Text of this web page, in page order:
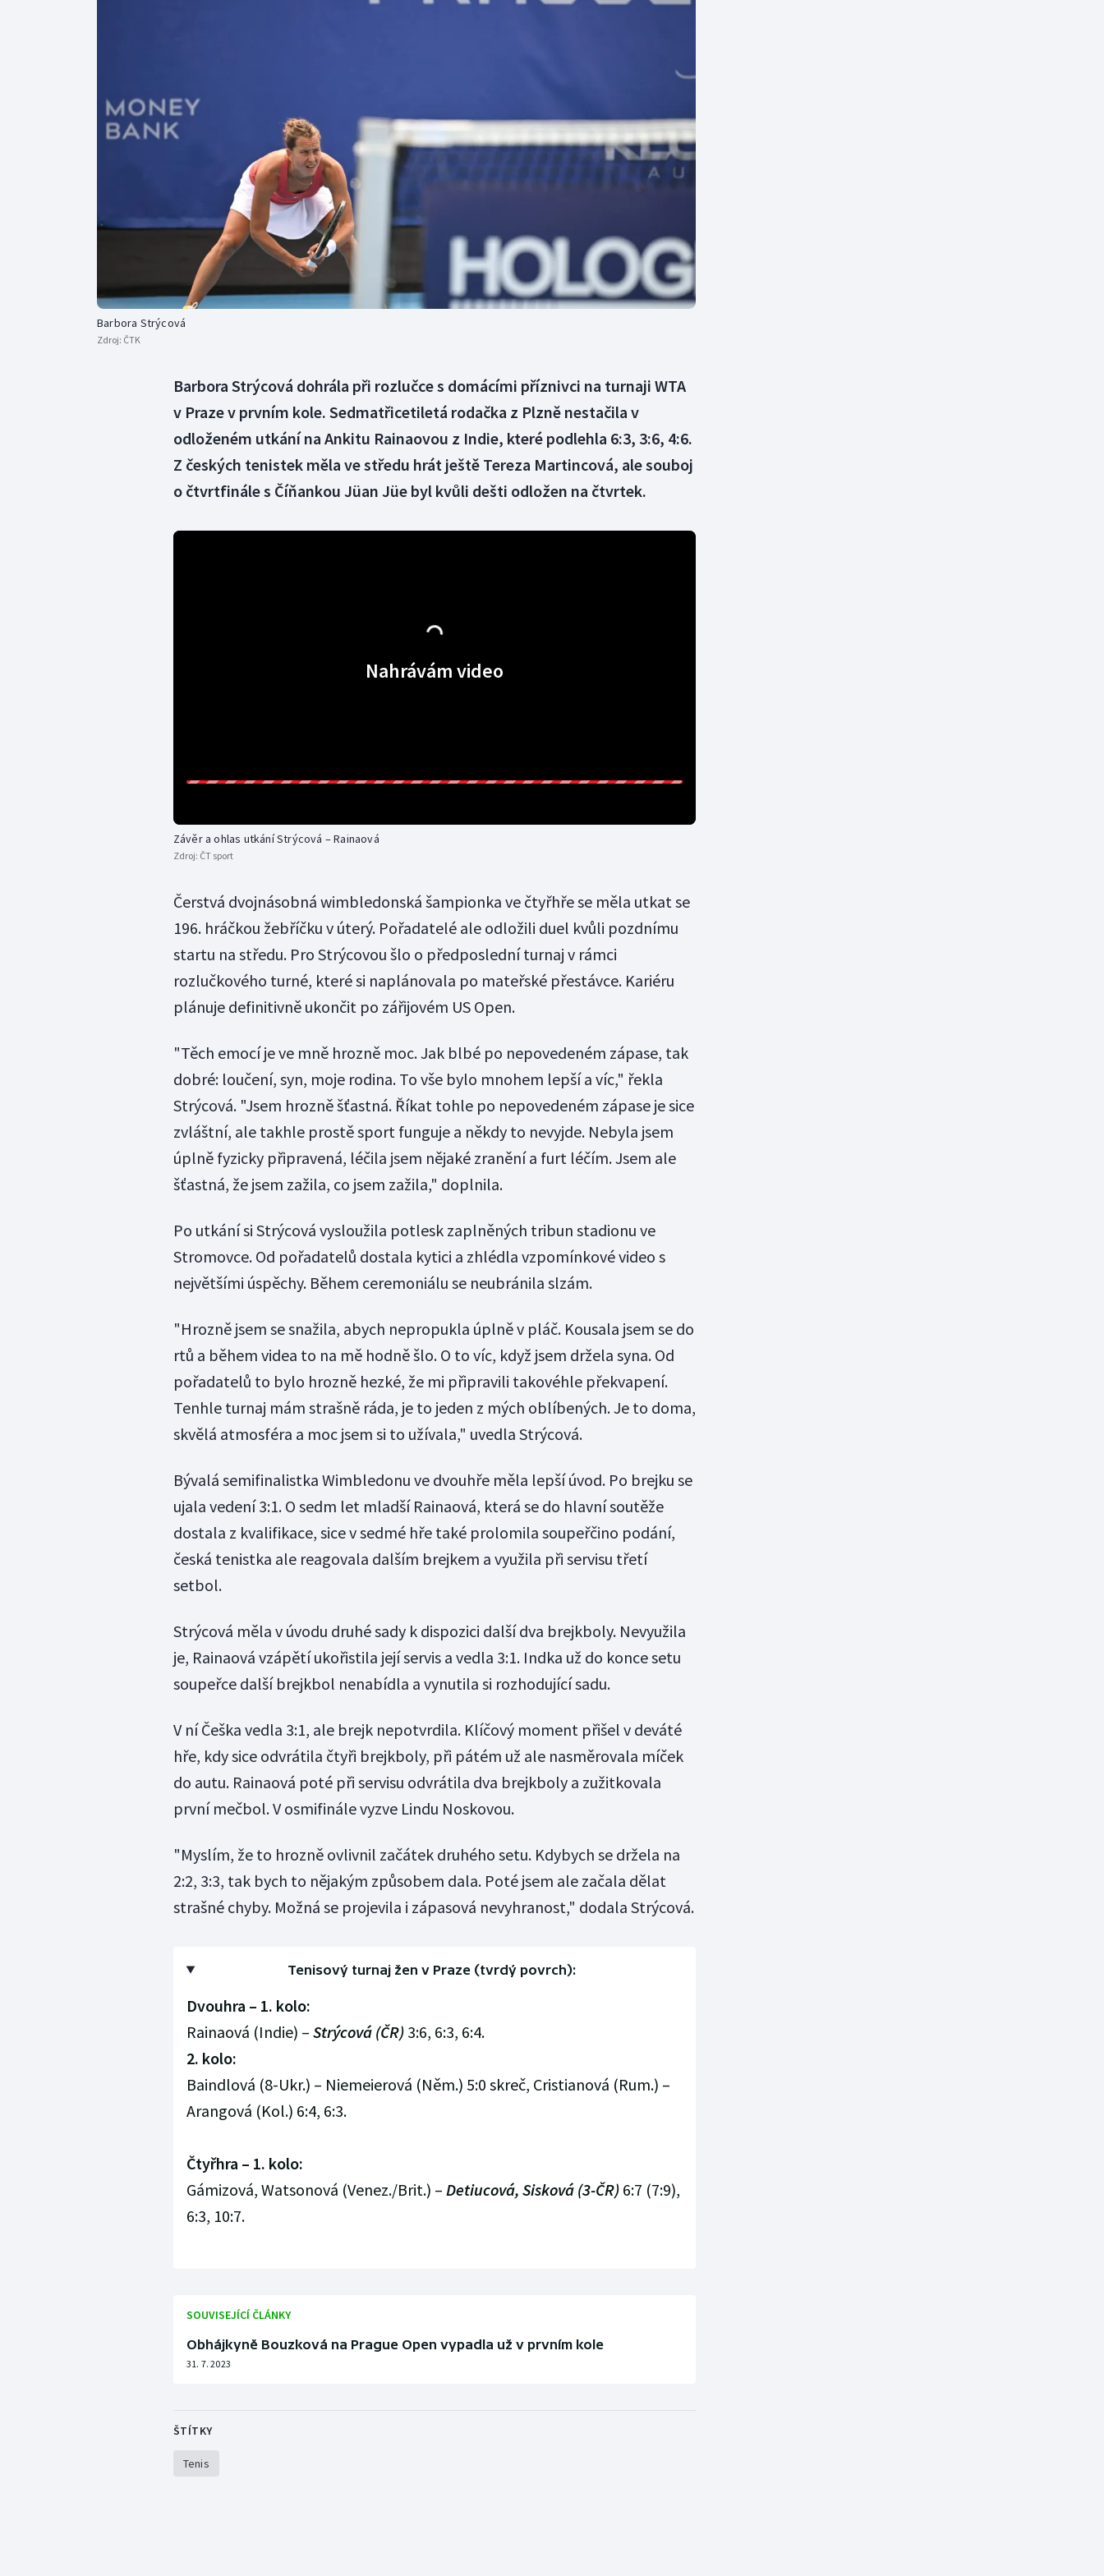
Futsal
Golf
Gymnastika
Moderní pětiboj
Parasport
Triatlon
Volejbal
Ostatní
Barbora Strýcová
Zdroj: ČTK
Barbora Strýcová dohrála při rozlučce s domácími příznivci na turnaji WTA
v Praze v prvním kole. Sedmatřicetiletá rodačka z Plzně nestačila v
odloženém utkání na Ankitu Rainaovou z Indie, které podlehla 6:3, 3:6, 4:6.
Z českých tenistek měla ve středu hrát ještě Tereza Martincová, ale souboj
o čtvrtfinále s Číňankou Jüan Jüe byl kvůli dešti odložen na čtvrtek.
Nahrávám video
Závěr a ohlas utkání Strýcová – Rainaová
Zdroj: ČT sport
Čerstvá dvojnásobná wimbledonská šampionka ve čtyřhře se měla utkat se
196. hráčkou žebříčku v úterý. Pořadatelé ale odložili duel kvůli pozdnímu
startu na středu. Pro Strýcovou šlo o předposlední turnaj v rámci
rozlučkového turné, které si naplánovala po mateřské přestávce. Kariéru
plánuje definitivně ukončit po zářijovém US Open.
"Těch emocí je ve mně hrozně moc. Jak blbé po nepovedeném zápase, tak
dobré: loučení, syn, moje rodina. To vše bylo mnohem lepší a víc," řekla
Strýcová. "Jsem hrozně šťastná. Říkat tohle po nepovedeném zápase je sice
zvláštní, ale takhle prostě sport funguje a někdy to nevyjde. Nebyla jsem
úplně fyzicky připravená, léčila jsem nějaké zranění a furt léčím. Jsem ale
šťastná, že jsem zažila, co jsem zažila," doplnila.
Po utkání si Strýcová vysloužila potlesk zaplněných tribun stadionu ve
Stromovce. Od pořadatelů dostala kytici a zhlédla vzpomínkové video s
největšími úspěchy. Během ceremoniálu se neubránila slzám.
"Hrozně jsem se snažila, abych nepropukla úplně v pláč. Kousala jsem se do
rtů a během videa to na mě hodně šlo. O to víc, když jsem držela syna. Od
pořadatelů to bylo hrozně hezké, že mi připravili takovéhle překvapení.
Tenhle turnaj mám strašně ráda, je to jeden z mých oblíbených. Je to doma,
skvělá atmosféra a moc jsem si to užívala," uvedla Strýcová.
Bývalá semifinalistka Wimbledonu ve dvouhře měla lepší úvod. Po brejku se
ujala vedení 3:1. O sedm let mladší Rainaová, která se do hlavní soutěže
dostala z kvalifikace, sice v sedmé hře také prolomila soupeřčino podání,
česká tenistka ale reagovala dalším brejkem a využila při servisu třetí
setbol.
Strýcová měla v úvodu druhé sady k dispozici další dva brejkboly. Nevyužila
je, Rainaová vzápětí ukořistila její servis a vedla 3:1. Indka už do konce setu
soupeřce další brejkbol nenabídla a vynutila si rozhodující sadu.
V ní Češka vedla 3:1, ale brejk nepotvrdila. Klíčový moment přišel v deváté
hře, kdy sice odvrátila čtyři brejkboly, při pátém už ale nasměrovala míček
do autu. Rainaová poté při servisu odvrátila dva brejkboly a zužitkovala
první mečbol. V osmifinále vyzve Lindu Noskovou.
"Myslím, že to hrozně ovlivnil začátek druhého setu. Kdybych se držela na
2:2, 3:3, tak bych to nějakým způsobem dala. Poté jsem ale začala dělat
strašné chyby. Možná se projevila i zápasová nevyhranost," dodala Strýcová.
Tenisový turnaj žen v Praze (tvrdý povrch):
Dvouhra – 1. kolo:
Rainaová (Indie) – Strýcová (ČR)3:6, 6:3, 6:4.
2. kolo:
Baindlová (8-Ukr.) – Niemeierová (Něm.) 5:0 skreč, Cristianová (Rum.) –
Arangová (Kol.) 6:4, 6:3.
Čtyřhra – 1. kolo:
Gámizová, Watsonová (Venez./Brit.) – Detiucová, Sisková (3-ČR)6:7 (7:9),
6:3, 10:7.
SOUVISEJÍCÍ ČLÁNKY
Obhájkyně Bouzková na Prague Open vypadla už v prvním kole
31. 7. 2023
ŠTÍTKY
Tenis